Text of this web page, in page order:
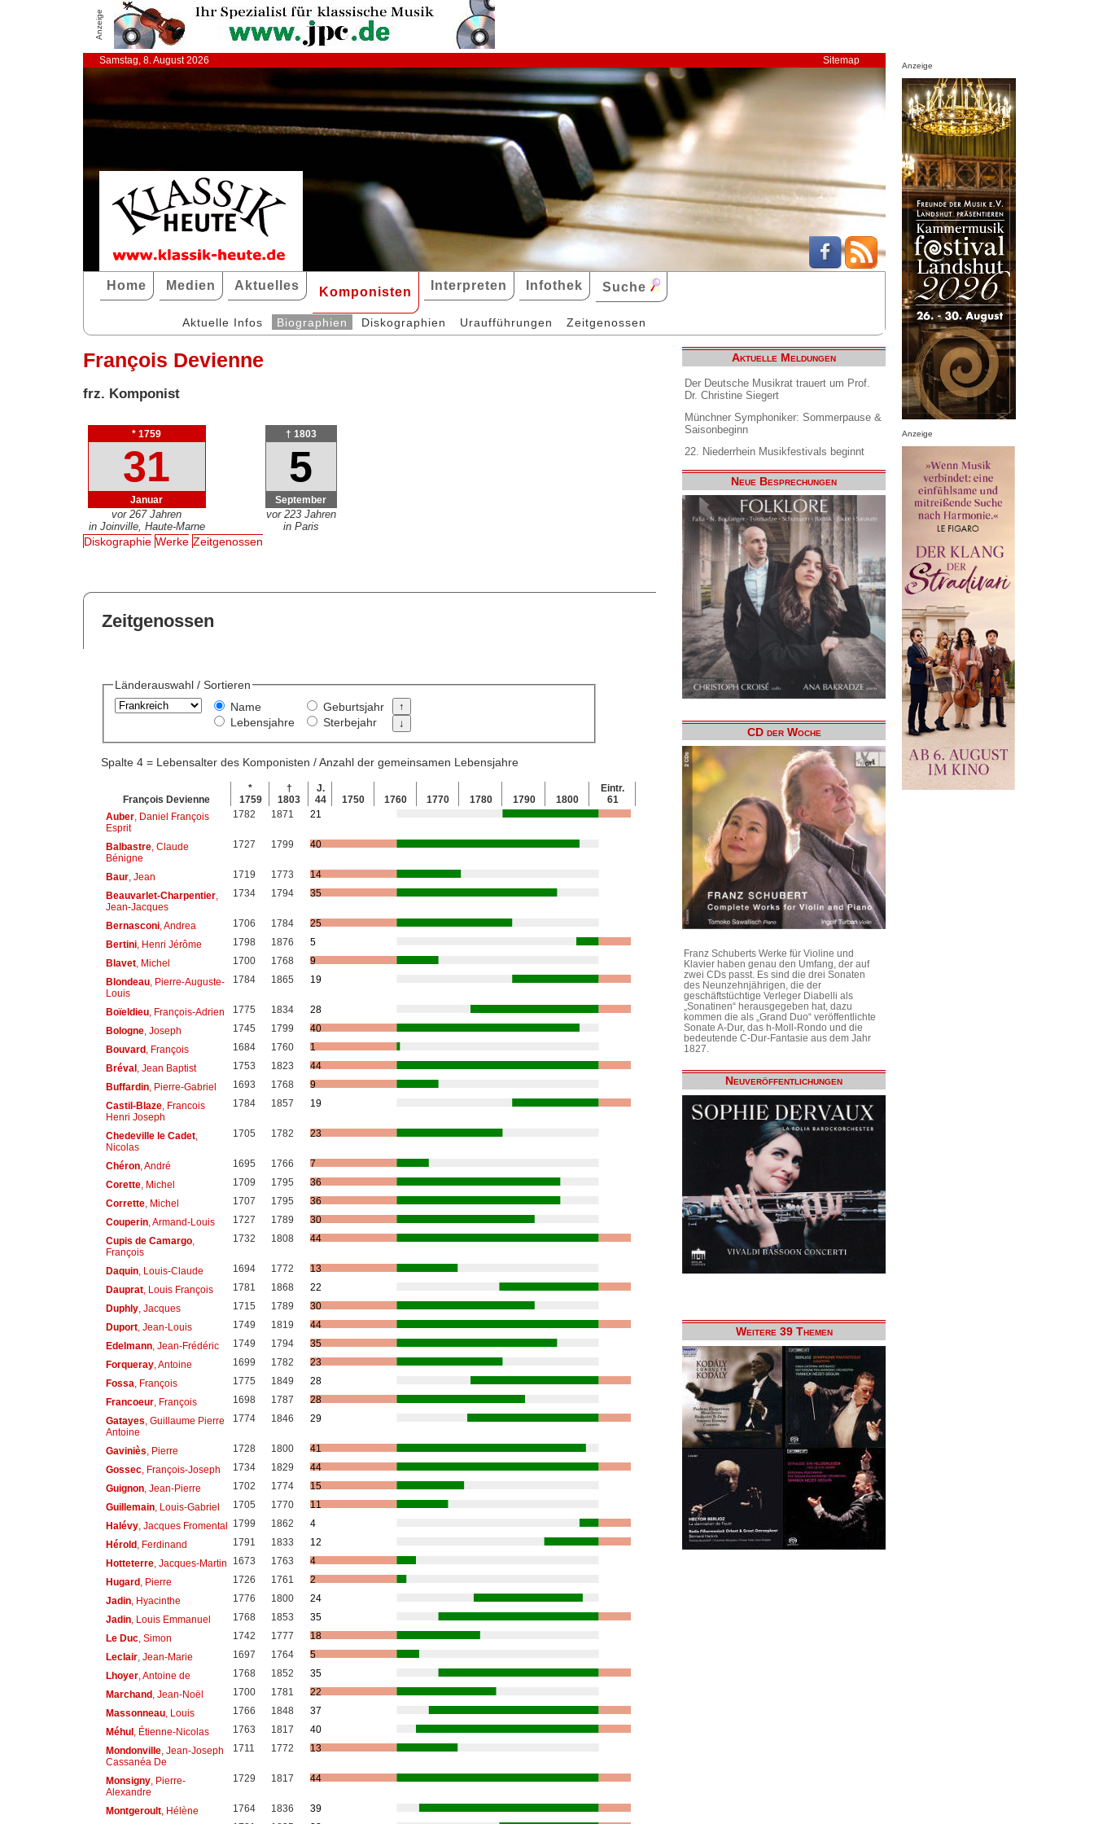
Anzeige
Samstag, 8. August 2026 Sitemap
Home Medien Aktuelles Komponisten Interpreten Infothek Suche
Aktuelle Infos Biographien Diskographien Uraufführungen Zeitgenossen
François Devienne
frz. Komponist
* 1759
31
Januar
vor 267 Jahren
in Joinville, Haute-Marne
† 1803
5
September
vor 223 Jahren
in Paris
Diskographie Werke Zeitgenossen
Zeitgenossen
Länderauswahl / Sortieren
Name
Lebensjahre
Geburtsjahr
Sterbejahr
Spalte 4 = Lebensalter des Komponisten / Anzahl der gemeinsamen Lebensjahre
François Devienne
*
1759
†
1803
J.
44
1750 1760 1770 1780 1790 1800
Eintr.
61
Auber, Daniel François
Esprit
1782 1871 21
Balbastre, Claude
Bénigne
1727 1799 40
Baur, Jean 1719 1773
14
Beauvarlet-Charpentier,
Jean-Jacques
1734 1794 35
Bernasconi, Andrea 1706 1784
25
Bertini, Henri Jérôme 1798 1876
5
Blavet, Michel 1700 1768
9
Blondeau, Pierre-Auguste-
Louis
1784 1865 19
Boïeldieu, François-Adrien 1775 1834
28
Bologne, Joseph 1745 1799
40
Bouvard, François 1684 1760
1
Bréval, Jean Baptist 1753 1823
44
Buffardin, Pierre-Gabriel 1693 1768
9
Castil-Blaze, Francois
Henri Joseph
1784 1857 19
Chedeville le Cadet,
Nicolas
1705 1782 23
Chéron, André 1695 1766
7
Corette, Michel 1709 1795
36
Corrette, Michel 1707 1795
36
Couperin, Armand-Louis 1727 1789
30
Cupis de Camargo,
François
1732 1808 44
Daquin, Louis-Claude 1694 1772
13
Dauprat, Louis François 1781 1868
22
Duphly, Jacques 1715 1789
30
Duport, Jean-Louis 1749 1819
44
Edelmann, Jean-Frédéric 1749 1794
35
Forqueray, Antoine 1699 1782
23
Fossa , François 1775 1849
28
Francoeur, François 1698 1787
28
Gatayes , Guillaume Pierre
Antoine
1774 1846 29
Gaviniès , Pierre 1728 1800
41
Gossec, François-Joseph 1734 1829
44
Guignon, Jean-Pierre 1702 1774
15
Guillemain, Louis-Gabriel 1705 1770
11
Halévy, Jacques Fromental 1799 1862
4
Hérold, Ferdinand 1791 1833
12
Hotteterre, Jacques-Martin 1673 1763
4
Hugard, Pierre 1726 1761
2
Jadin, Hyacinthe 1776 1800
24
Jadin, Louis Emmanuel 1768 1853
35
Le Duc, Simon 1742 1777
18
Leclair, Jean-Marie 1697 1764
5
Lhoyer, Antoine de 1768 1852
35
Marchand, Jean-Noël 1700 1781
22
Massonneau, Louis 1766 1848
37
Méhul, Étienne-Nicolas 1763 1817
40
Mondonville, Jean-Joseph
Cassanéa De
1711 1772 13
Monsigny, Pierre-
Alexandre
1729 1817 44
Montgeroult, Hélène 1764 1836
39
Aktuelle Meldungen
Der Deutsche Musikrat trauert um Prof.
Dr. Christine Siegert
Münchner Symphoniker: Sommerpause &
Saisonbeginn
22. Niederrhein Musikfestivals beginnt
Neue Besprechungen
CD der Woche
Franz Schuberts Werke für Violine und
Klavier haben genau den Umfang, der auf
zwei CDs passt. Es sind die drei Sonaten
des Neunzehnjährigen, die der
geschäftstüchtige Verleger Diabelli als
„Sonatinen“ herausgegeben hat, dazu
kommen die als „Grand Duo“ veröffentlichte
Sonate A-Dur, das h-Moll-Rondo und die
bedeutende C-Dur-Fantasie aus dem Jahr
1827.
Neuveröffentlichungen
Weitere 39 Themen
Anzeige
Anzeige